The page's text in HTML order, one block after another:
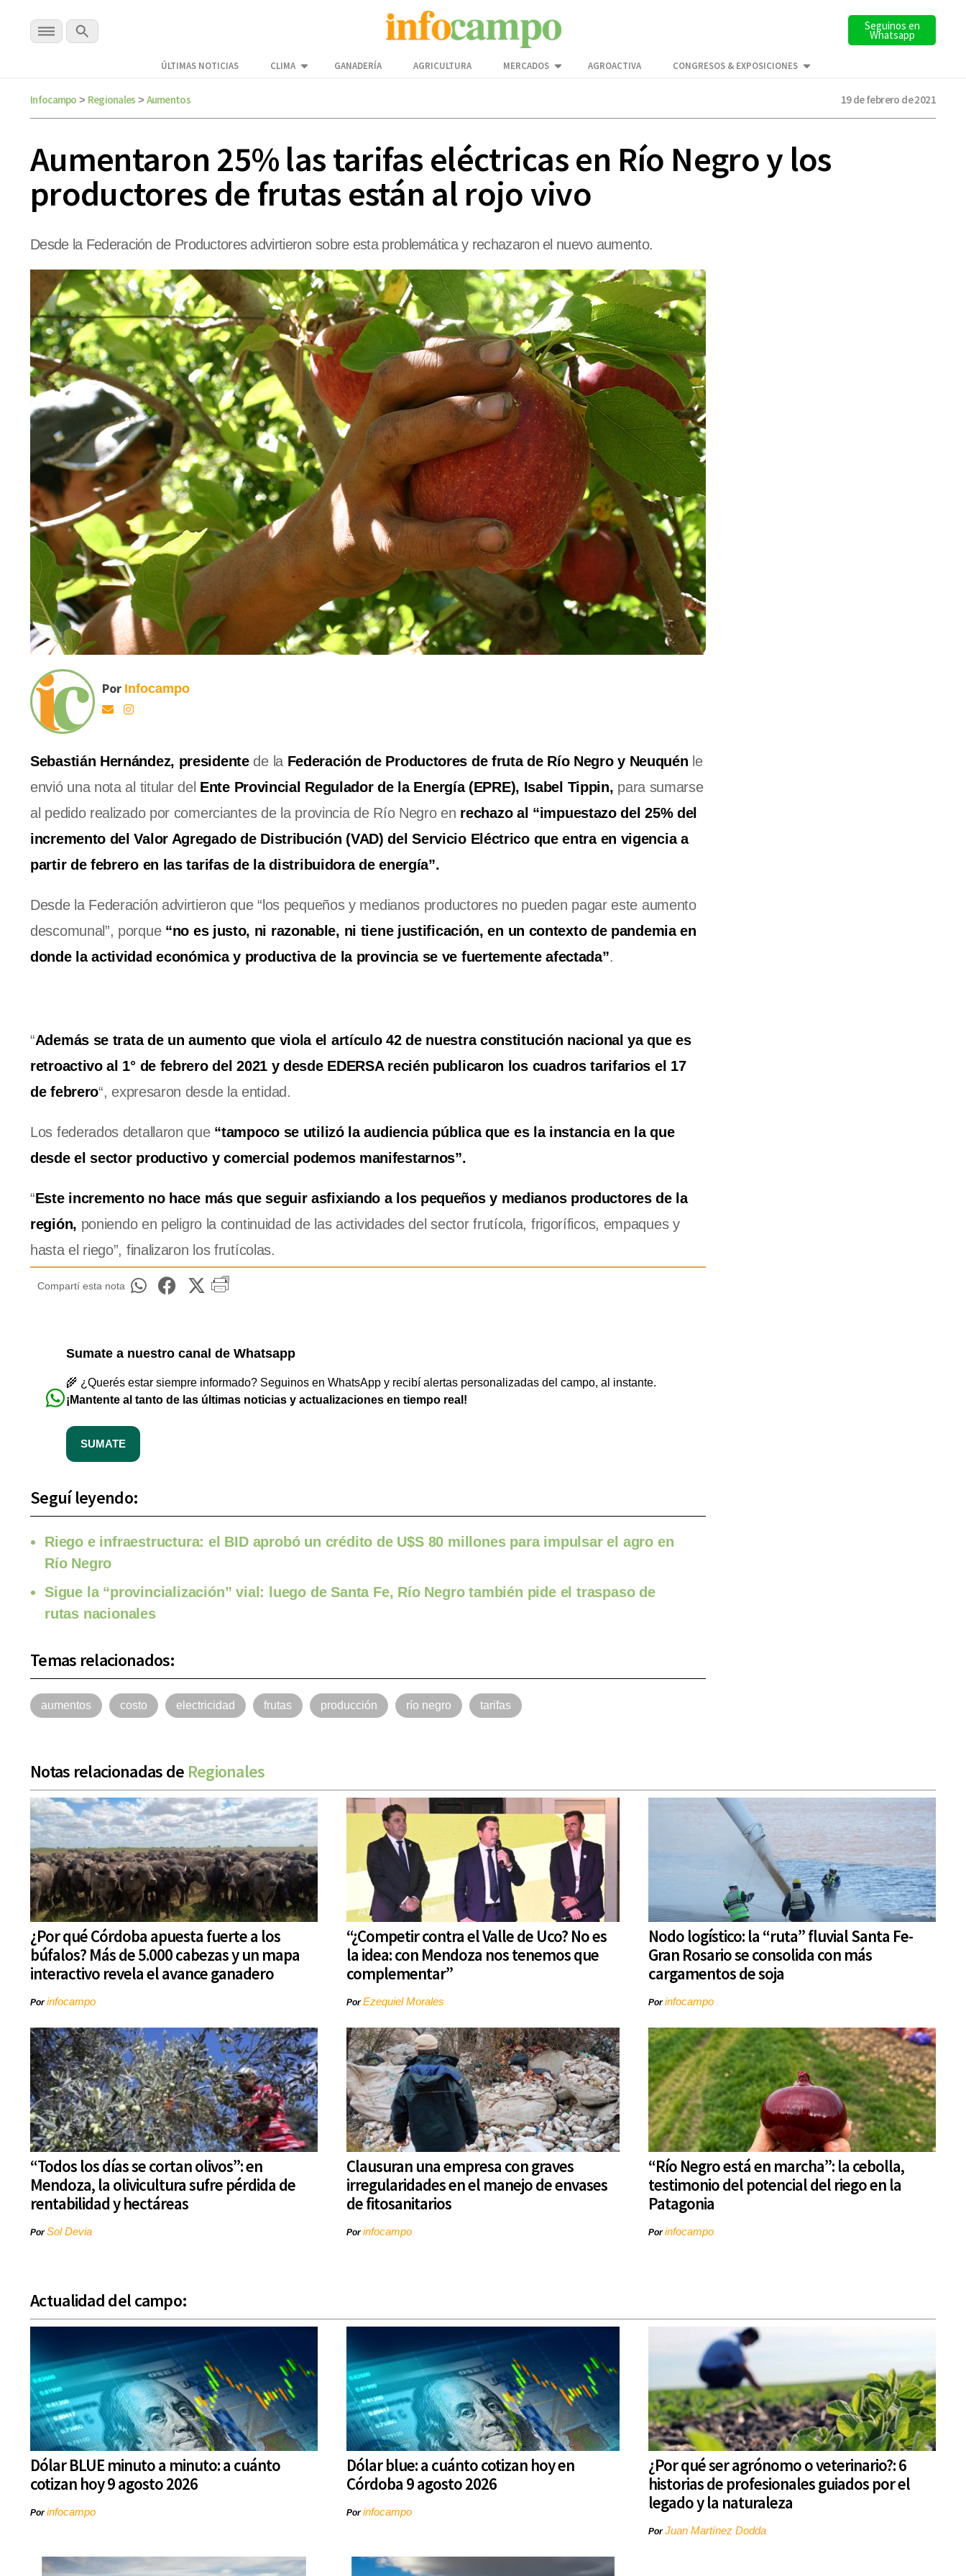
Seguinos en
Whatsapp
ÚLTIMAS NOTICIAS CLIMA GANADERÍA AGRICULTURA MERCADOS AGROACTIVA CONGRESOS & EXPOSICIONES
Infocampo > Regionales > Aumentos 19 de febrero de 2021
Aumentaron 25% las tarifas eléctricas en Río Negro y los
productores de frutas están al rojo vivo
Desde la Federación de Productores advirtieron sobre esta problemática y rechazaron el nuevo aumento.
Por Infocampo
Sebastián Hernández, presidente de la Federación de Productores de fruta de Río Negro y Neuquén le
envió una nota al titular del Ente Provincial Regulador de la Energía (EPRE), Isabel Tippin, para sumarse
al pedido realizado por comerciantes de la provincia de Río Negro en rechazo al “impuestazo del 25% del
incremento del Valor Agregado de Distribución (VAD) del Servicio Eléctrico que entra en vigencia a
partir de febrero en las tarifas de la distribuidora de energía”.
Desde la Federación advirtieron que “los pequeños y medianos productores no pueden pagar este aumento
descomunal”, porque “no es justo, ni razonable, ni tiene justificación, en un contexto de pandemia en
donde la actividad económica y productiva de la provincia se ve fuertemente afectada”.
“Además se trata de un aumento que viola el artículo 42 de nuestra constitución nacional ya que es
retroactivo al 1° de febrero del 2021 y desde EDERSA recién publicaron los cuadros tarifarios el 17
de febrero“, expresaron desde la entidad.
Los federados detallaron que“tampoco se utilizó la audiencia pública que es la instancia en la que
desde el sector productivo y comercial podemos manifestarnos”.
“Este incremento no hace más que seguir asfixiando a los pequeños y medianos productores de la
región, poniendo en peligro la continuidad de las actividades del sector frutícola, frigoríficos, empaques y
hasta el riego”, finalizaron los frutícolas.
Compartí esta nota
Sumate a nuestro canal de Whatsapp
🌾 ¿Querés estar siempre informado? Seguinos en WhatsApp y recibí alertas personalizadas del campo, al instante.
¡Mantente al tanto de las últimas noticias y actualizaciones en tiempo real!
SUMATE
Seguí leyendo:
Riego e infraestructura: el BID aprobó un crédito de U$S 80 millones para impulsar el agro en
Río Negro
Sigue la “provincialización” vial: luego de Santa Fe, Río Negro también pide el traspaso de
rutas nacionales
Temas relacionados:
aumentos costo electricidad frutas producción río negro tarifas
Notas relacionadas de Regionales
¿Por qué Córdoba apuesta fuerte a los
búfalos? Más de 5.000 cabezas y un mapa
interactivo revela el avance ganadero
Porinfocampo
“¿Competir contra el Valle de Uco? No es
la idea: con Mendoza nos tenemos que
complementar”
PorEzequiel Morales
Nodo logístico: la “ruta” fluvial Santa Fe-
Gran Rosario se consolida con más
cargamentos de soja
Porinfocampo
“Todos los días se cortan olivos”: en
Mendoza, la olivicultura sufre pérdida de
rentabilidad y hectáreas
PorSol Devia
Clausuran una empresa con graves
irregularidades en el manejo de envases
de fitosanitarios
Porinfocampo
“Río Negro está en marcha”: la cebolla,
testimonio del potencial del riego en la
Patagonia
Porinfocampo
Actualidad del campo:
Dólar BLUE minuto a minuto: a cuánto
cotizan hoy 9 agosto 2026
Porinfocampo
Dólar blue: a cuánto cotizan hoy en
Córdoba 9 agosto 2026
Porinfocampo
¿Por qué ser agrónomo o veterinario?: 6
historias de profesionales guiados por el
legado y la naturaleza
PorJuan Martínez Dodda